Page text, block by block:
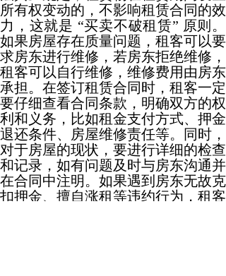
所有权变动的，不影响租赁合同的效
力，这就是 “买卖不破租赁” 原则。
如果房屋存在质量问题，租客可以要
求房东进行维修，若房东拒绝维修，
租客可以自行维修，维修费用由房东
承担。在签订租赁合同时，租客一定
要仔细查看合同条款，明确双方的权
利和义务，比如租金支付方式、押金
退还条件、房屋维修责任等。同时，
对于房屋的现状，要进行详细的检查
和记录，如有问题及时与房东沟通并
在合同中注明。如果遇到房东无故克
扣押金、擅自涨租等违约行为，租客